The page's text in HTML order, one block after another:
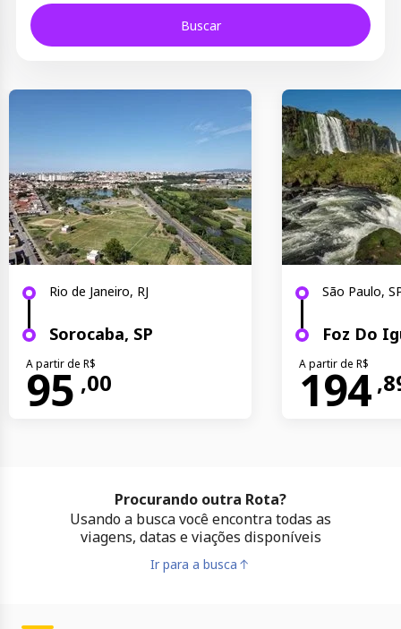
Buscar
Rio de Janeiro, RJ
Sorocaba, SP
A partir de R$
95 ,00
São Paulo,
Foz Do
A partir de R$
194 ,
Procurando outra Rota?
Usando a busca você encontra todas as
viagens, datas e viações disponíveis
Ir para a busca